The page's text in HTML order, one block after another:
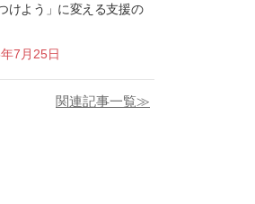
つけよう」に変える支援の
7月25日
関連記事一覧≫